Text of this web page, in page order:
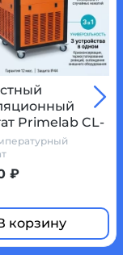
Primelab CL-
30 л, диапазон
₽
корзину